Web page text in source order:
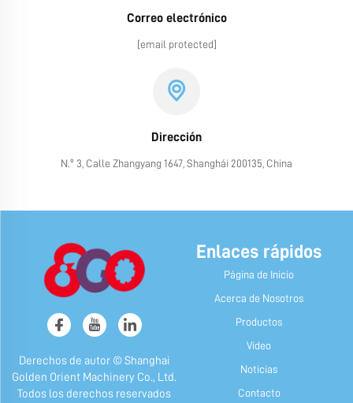
Correo electrónico
[email protected]
Dirección
N.º 3, Calle Zhangyang 1647, Shanghái 200135, China
Derechos de autor © Shanghai
Golden Orient Machinery Co., Ltd.
Todos los derechos reservados
Enlaces rápidos
Página de Inicio
Acerca de Nosotros
Productos
Video
Noticias
Contacto